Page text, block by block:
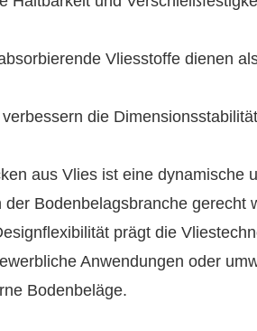
Vliesstoffe dienen
die
aus Vlies ist eine dynamische
der Bodenbelagsbranche gerecht
prägt die
Anwendungen oder
Bodenbeläge.